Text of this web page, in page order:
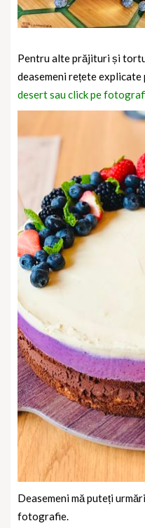
Pentru alte prăjituri și
deasemeni rețete explicate
desert sau click pe
Deasemeni mă puteți
fotografie.